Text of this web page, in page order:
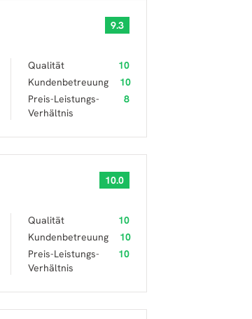
9.3
Qualität
10
Kundenbetreuung
10
Preis-Leistungs-
Verhältnis
8
10.0
Qualität
10
Kundenbetreuung
10
Preis-Leistungs-
Verhältnis
10